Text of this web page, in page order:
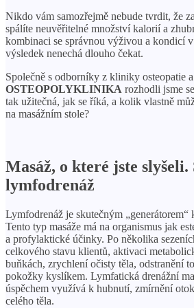
Nikdo vám samozřejmě nebude tvrdit, že
spálíte neuvěřitelné množství kalorií a
kombinaci se správnou výživou a kondicí
výsledek nenechá dlouho čekat.
Společně s odborníky z kliniky osteopatie
OSTEOPOLYKLINIKA rozhodli jsme
tak užitečná, jak se říká, a kolik vlastně
na masážním stole?
Masáž, o které jste slyšeli.
lymfodrenáž
Lymfodrenáž je skutečným „generátorem“
Tento typ masáže má na organismus jak
a profylaktické účinky. Po několika
celkového stavu klientů, aktivaci
buňkách, zrychlení očisty těla, odstranění
pokožky kyslíkem. Lymfatická drenážní
úspěchem využívá k hubnutí, zmírnění
celého těla.